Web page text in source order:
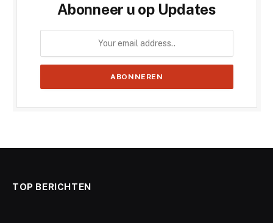
Abonneer u op Updates
TOP BERICHTEN